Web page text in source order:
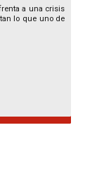
a una crisis
lo que uno de